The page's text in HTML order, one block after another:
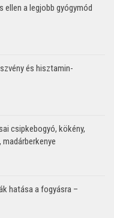
ellen a legjobb gyógymód
és hisztamin-
csipkebogyó, kökény,
hatása a fogyásra –